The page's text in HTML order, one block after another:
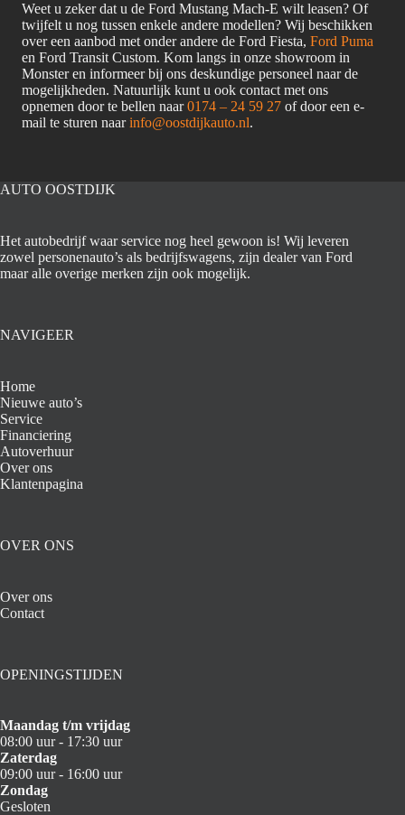
Weet u zeker dat u de Ford Mustang Mach-E wilt leasen? Of
twijfelt u nog tussen enkele andere modellen? Wij beschikken
over een aanbod met onder andere de Ford Fiesta, Ford Puma
en Ford Transit Custom. Kom langs in onze showroom in
Monster en informeer bij ons deskundige personeel naar de
mogelijkheden. Natuurlijk kunt u ook contact met ons
opnemen door te bellen naar0174 – 24 59 27 of door een e-
mail te sturen naarinfo@oostdijkauto.nl.
AUTO OOSTDIJK
Het autobedrijf waar service nog heel gewoon is! Wij leveren
zowel personenauto’s als bedrijfswagens, zijn dealer van Ford
maar alle overige merken zijn ook mogelijk.
NAVIGEER
Home
Nieuwe auto’s
Service
Financiering
Autoverhuur
Over ons
Klantenpagina
OVER ONS
Over ons
Contact
OPENINGSTIJDEN
Maandag t/m vrijdag
08:00 uur - 17:30 uur
Zaterdag
09:00 uur - 16:00 uur
Zondag
Gesloten